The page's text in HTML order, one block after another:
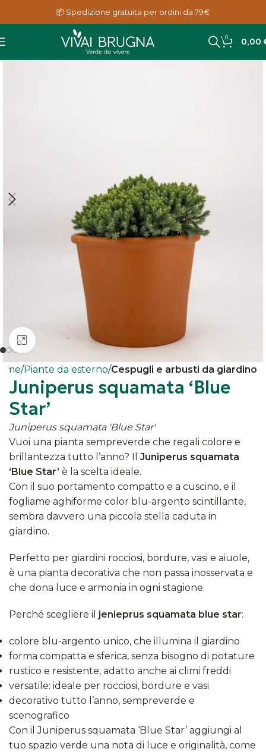
📦 Spedizione gratuita per ordini da 79€
0 0,00
Clicca per ingrandire
Piante da esterno Cespugli e arbusti da giardino
Juniperus squamata ‘Blue
Star’
Juniperus squamata 'Blue Star'
Vuoi una pianta sempreverde che regali colore e
brillantezza tutto l’anno? Il Juniperus squamata
‘Blue Star’ è la scelta ideale.
Con il suo portamento compatto e a cuscino, e il
fogliame aghiforme color blu-argento scintillante,
sembra davvero una piccola stella caduta in
giardino.
Perfetto per giardini rocciosi, bordure, vasi e aiuole,
è una pianta decorativa che non passa inosservata e
che dona luce e armonia in ogni stagione.
Perché scegliere il jenieprus squamata blue star:
colore blu-argento unico, che illumina il giardino
forma compatta e sferica, senza bisogno di potature
rustico e resistente, adatto anche ai climi freddi
versatile: ideale per rocciosi, bordure e vasi
decorativo tutto l’anno, sempreverde e
scenografico
Con il Juniperus squamata ‘Blue Star’ aggiungi al
tuo spazio verde una nota di luce e originalità, come